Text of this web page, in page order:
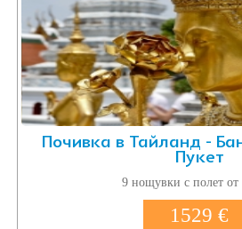
Почивка в Тайланд -
Пукет
9 нощувки с полет
1529 €